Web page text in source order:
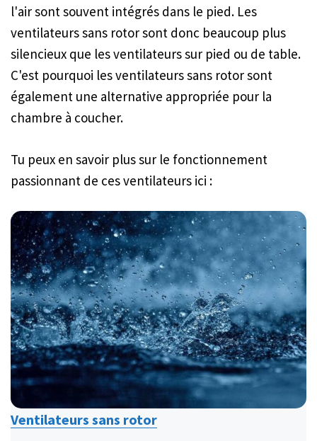
l'air sont souvent intégrés dans le pied. Les
ventilateurs sans rotor sont donc beaucoup plus
silencieux que les ventilateurs sur pied ou de table.
C'est pourquoi les ventilateurs sans rotor sont
également une alternative appropriée pour la
chambre à coucher.
Tu peux en savoir plus sur le fonctionnement
passionnant de ces ventilateurs ici :
Ventilateurs sans rotor